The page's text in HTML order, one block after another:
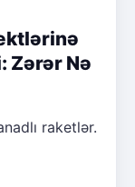
Zərər Nə
raketlər.